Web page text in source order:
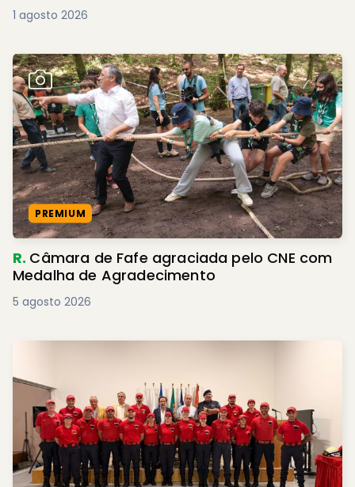
1 agosto 2026
PREMIUM
R. Câmara de Fafe agraciada pelo CNE com
Medalha de Agradecimento
5 agosto 2026